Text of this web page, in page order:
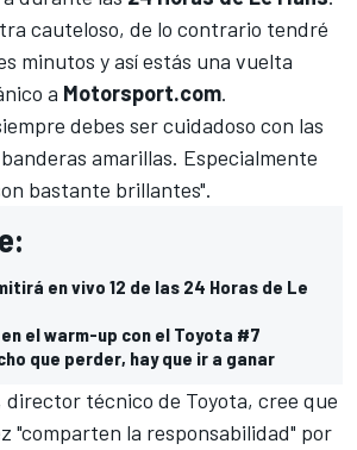
cauteloso, de lo contrario tendré
minutos y así estás una vuelta
a Motorsport.com.
debes ser cuidadoso con las
amarillas. Especialmente
bastante brillantes".
en vivo 12 de las 24 Horas de Le
el warm-up con el Toyota #7
que perder, hay que ir a ganar
director técnico de Toyota, cree que
"comparten la responsabilidad" por